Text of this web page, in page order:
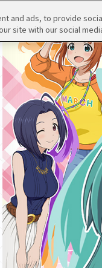
and ads, to provide
site with our social